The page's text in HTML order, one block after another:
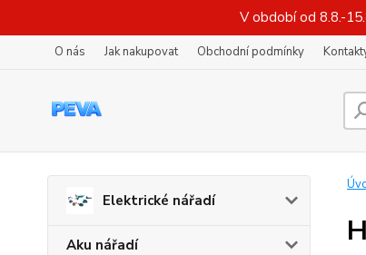
V období od 8.8.-
O nás Jak nakupovat Obchodní podmínky
Elektrické nářadí
Aku nářadí